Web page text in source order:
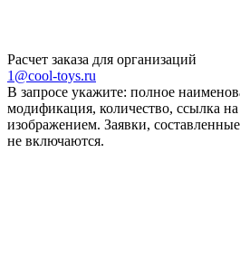
Расчет заказа для организаций
1@cool-toys.ru
В запросе укажите: полное
модификация, количество, ссылка
изображением. Заявки,
не включаются.